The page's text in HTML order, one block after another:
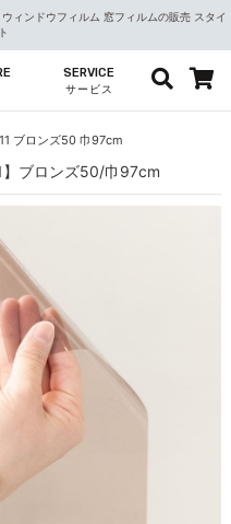
ィンドウフィルム 窓フィルムの販売 スタイ
SERVICE
サービス
ブロンズ50 巾97cm
】ブロンズ50/巾97cm